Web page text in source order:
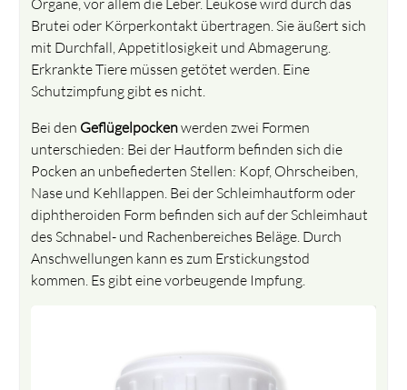
Brutei oder Körperkontakt übertragen. Sie äußert sich
mit Durchfall, Appetitlosigkeit und Abmagerung.
Erkrankte Tiere müssen getötet werden. Eine
Schutzimpfung gibt es nicht.
Bei den Geflügelpockenwerden zwei Formen
unterschieden: Bei der Hautform befinden sich die
Pocken an unbefiederten Stellen: Kopf, Ohrscheiben,
Nase und Kehllappen. Bei der Schleimhautform oder
diphtheroiden Form befinden sich auf der Schleimhaut
des Schnabel- und Rachenbereiches Beläge. Durch
Anschwellungen kann es zum Erstickungstod
kommen. Es gibt eine vorbeugende Impfung.